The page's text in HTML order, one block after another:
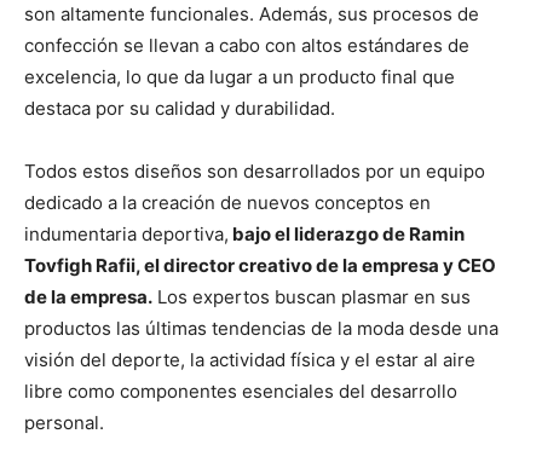
son altamente funcionales. Además, sus procesos de
confección se llevan a cabo con altos estándares de
excelencia, lo que da lugar a un producto final que
destaca por su calidad y durabilidad.
Todos estos diseños son desarrollados por un equipo
dedicado a la creación de nuevos conceptos en
indumentaria deportiva, bajo el liderazgo de Ramin
Tovfigh Rafii, el director creativo de la empresa y CEO
de la empresa. Los expertos buscan plasmar en sus
productos las últimas tendencias de la moda desde una
visión del deporte, la actividad física y el estar al aire
libre como componentes esenciales del desarrollo
personal.